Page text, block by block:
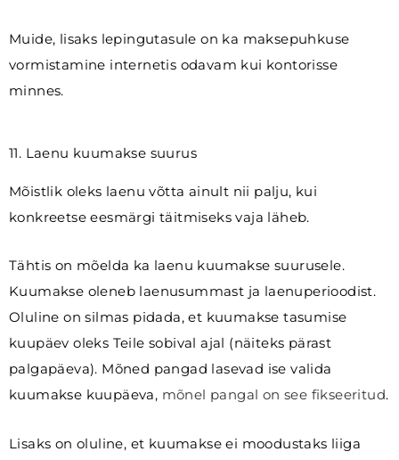
Muide, lisaks lepingutasule on ka maksepuhkuse
vormistamine internetis odavam kui kontorisse
minnes.
11. Laenu kuumakse suurus
Mõistlik oleks laenu võtta ainult nii palju, kui
konkreetse eesmärgi täitmiseks vaja läheb.
Tähtis on mõelda ka laenu kuumakse suurusele.
Kuumakse oleneb laenusummast ja laenuperioodist.
Oluline on silmas pidada, et kuumakse tasumise
kuupäev oleks Teile sobival ajal (näiteks pärast
palgapäeva). Mõned pangad lasevad ise valida
kuumakse kuupäeva, mõnel pangal on see fikseeritud.
Lisaks on oluline, et kuumakse ei moodustaks liiga